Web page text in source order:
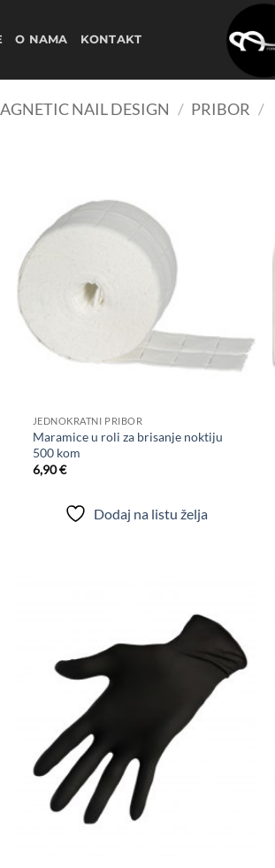
O NAMA KONTAKT
NAIL DESIGN / PRIBOR /
JEDNOKRATNI PRIBOR
Maramice u roli za brisanje noktiju
500 kom
6,90€
Dodaj na listu želja
Dodaj
na
želja